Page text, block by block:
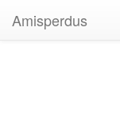
Amisperdus